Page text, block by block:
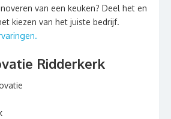
van een keuken? Deel het en
kiezen van het juiste bedrijf.
Ridderkerk